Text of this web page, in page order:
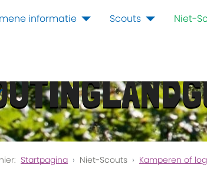
informatie Scouts Niet-
Startpagina Niet-Scouts Kamperen of